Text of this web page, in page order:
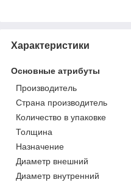
Характеристики
Основные атрибуты
Производитель
Страна производитель
Количество в упаковке
Толщина
Назначение
Диаметр внешний
Диаметр внутренний